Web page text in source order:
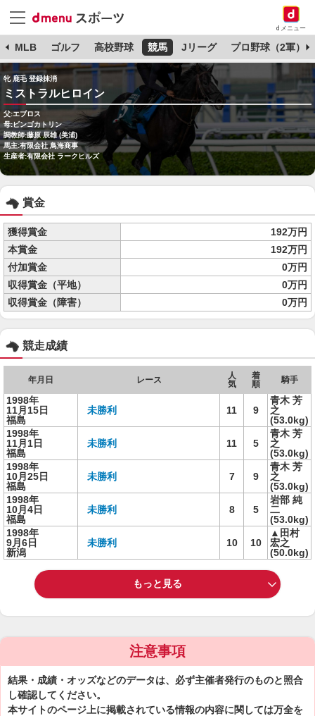
dメニュー
MLB ゴルフ 高校野球 競馬 Jリーグ プロ野球（2軍）
牝 鹿毛 登録抹消
ミストラルヒロイン
父:エブロス
母:ビンゴカトリン
調教師:藤原 辰雄 (美浦)
馬主:有限会社 鳥海商事
生産者:有限会社 ラークヒルズ
賞金
獲得賞金
192万円
本賞金
192万円
付加賞金
0万円
収得賞金（平地）
0万円
収得賞金（障害）
0万円
競走成績
年月日 レース
人
気
着
順
騎手
1998年
11月15日
福島
未勝利 11 9
青木 芳
之
(53.0kg)
1998年
11月1日
福島
未勝利 11 5
青木 芳
之
(53.0kg)
1998年
10月25日
福島
未勝利 7 9
青木 芳
之
(53.0kg)
1998年
10月4日
福島
未勝利 8 5
岩部 純
二
(53.0kg)
1998年
9月6日
新潟
未勝利 10 10
▲田村
宏之
(50.0kg)
もっと見る
注意事項
結果・成績・オッズなどのデータは、必ず主催者発行のものと照合
し確認してください。
本サイトのページ上に掲載されている情報の内容に関しては万全を